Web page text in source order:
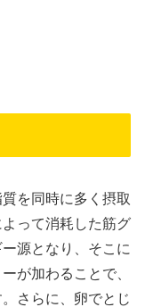
を同時に多く摂取
って消耗した筋グ
源となり、そこに
が加わることで、
さらに、卵でとじ